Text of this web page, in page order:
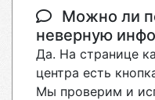
Можно ли
неверную
Да. На странице
центра есть
Мы проверим и